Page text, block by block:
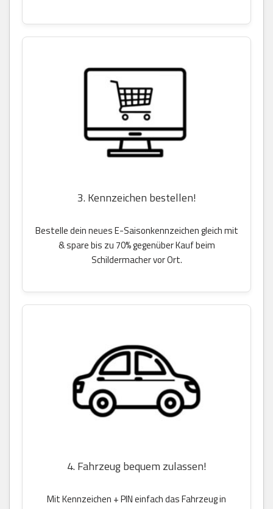
3. Kennzeichen bestellen!
Bestelle dein neues E-Saisonkennzeichen gleich mit
& spare bis zu 70% gegenüber Kauf beim
Schildermacher vor Ort.
4. Fahrzeug bequem zulassen!
Mit Kennzeichen + PIN einfach das Fahrzeug in